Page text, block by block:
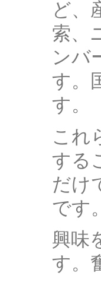
ど、
索、
ンバ
す。
す。
これ
する
だけ
です。
興味
す。